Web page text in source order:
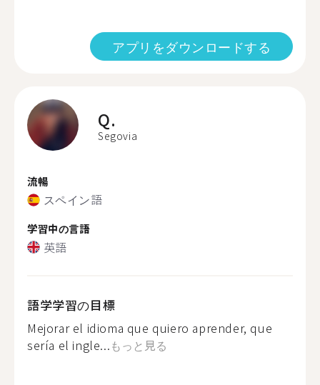
アプリをダウンロードする
Q.
Segovia
流暢
スペイン語
学習中の言語
英語
語学学習の目標
Mejorar el idioma que quiero aprender, que
sería el ingle...もっと見る